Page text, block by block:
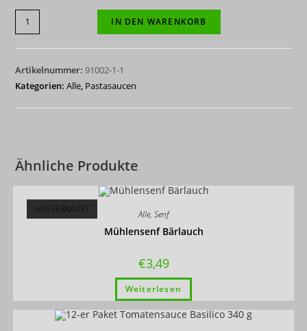
er
Paket
Tomatensauce
Arrabiata
IN DEN WARENKORB
Artikelnummer:91002-1-1
Kategorien:Alle, Pastasaucen
Ähnliche Produkte
AUSVERKAUFT Alle, Senf
Mühlensenf Bärlauch
€3,49
Weiterlesen